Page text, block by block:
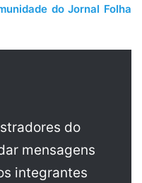
do Jornal Folha
do
mensagens
integrantes